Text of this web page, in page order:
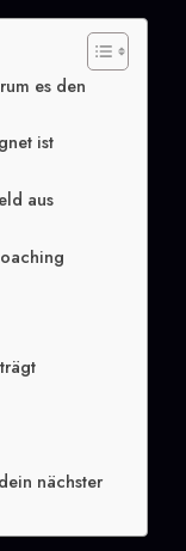
es den
ist
aus
nächster